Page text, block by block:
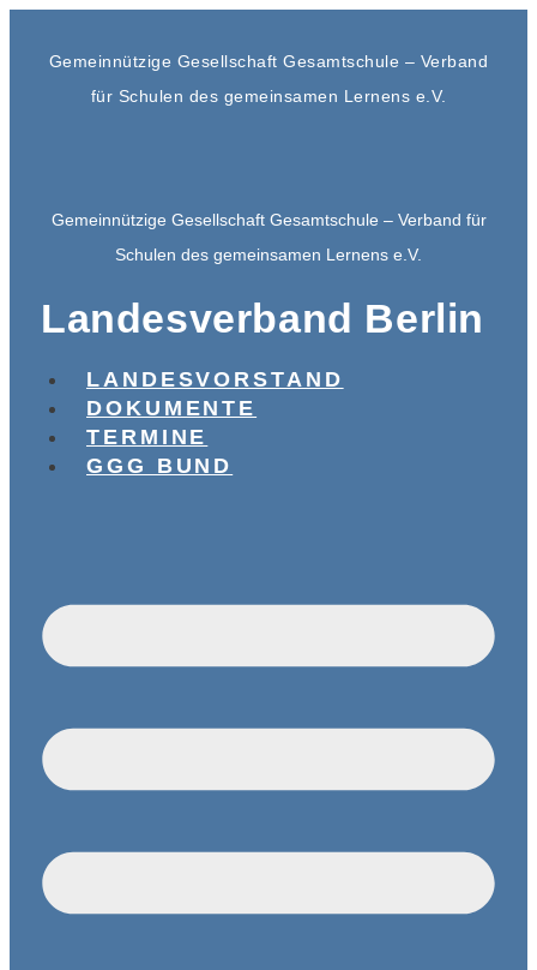
Gemeinnützige Gesellschaft Gesamtschule – Verband
für Schulen des gemeinsamen Lernens e.V.
Gemeinnützige Gesellschaft Gesamtschule – Verband für
Schulen des gemeinsamen Lernens e.V.
Landesverband Berlin
LANDESVORSTAND
DOKUMENTE
TERMINE
GGG BUND